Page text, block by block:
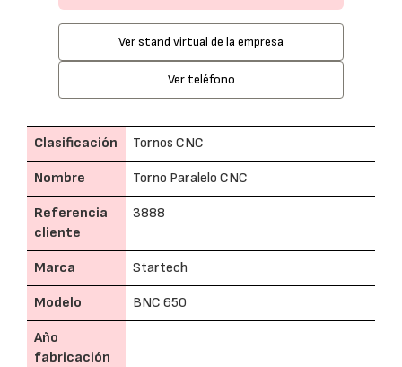
Ver stand virtual de la empresa
Ver teléfono
Clasificación Tornos CNC
Nombre Torno Paralelo CNC
Referencia
cliente
3888
Marca Startech
Modelo BNC 650
Año
fabricación